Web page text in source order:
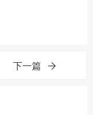
下一篇